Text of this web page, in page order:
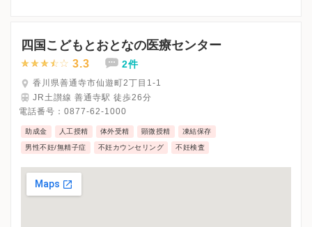
受診前には必ずクリニックHPを確認、または直接お問い合わせく
四国こどもとおとなの医療センター
3.3 2件
香川県善通寺市仙遊町2丁目1-1
JR土讃線 善通寺駅 徒歩26分
電話番号： 0877-62-1000
助成金 人工授精 体外受精 顕微授精 凍結保存
男性不妊/無精子症 不妊カウンセリング 不妊検査